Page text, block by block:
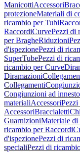
ManicottiAccessori
protezioneMateriali di
ricambio per Tubi
RaccordiCurvePezzi di
per BragheRiduzioni
d'ispezionePezzi di
SuperTubePezzi di
ricambio per Curve
Diramazioni
Collegamenti
Congiunzioni ad innesto
materialiAccessori
AccessoriBraccialetti
GuarnizioniMateriale di
ricambio per Raccordi
d'ispezionePezzi di
specialiPezzi di